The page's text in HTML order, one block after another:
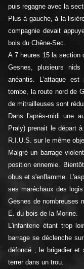
puis regagne avec la
Plus à gauche, à la
compagnie devait
bois du Chêne-Sec.
A 7 heures 15 la section
Gesnes, plusieurs
anéantis. L'attaque
tombe, la route nord de
de mitrailleuses sont
Dans l'après-midi une
Praly) prenait le départ
R.I.U.S. sur le même
Malgré un barrage
position ennemie.
obus et s'enflamme.
ses maréchaux des
Gesnes de nombreuses
E. du bois de la Morine.
L'infanterie étant trop
barrage se déclenche
défoncé ; le brigadier et
terrer dans un trou.